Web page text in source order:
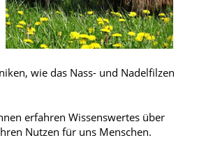
wie das Nass- und Nadelfilzen
erfahren Wissenswertes über
Nutzen für uns Menschen.